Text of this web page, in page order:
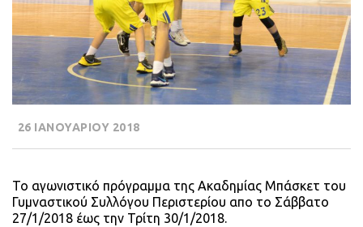
26 ΙΑΝΟΥΑΡΙΟΥ 2018
Το αγωνιστικό πρόγραμμα της Ακαδημίας Μπάσκετ του
Γυμναστικού Συλλόγου Περιστερίου απο το Σάββατο
27/1/2018 έως την Τρίτη 30/1/2018.